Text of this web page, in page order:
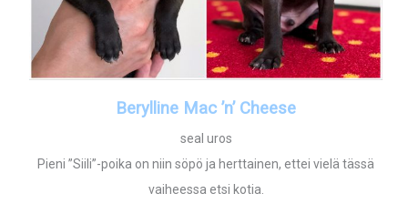
Berylline Mac ’n’ Cheese
seal uros
Pieni ”Siili”-poika on niin söpö ja herttainen, ettei vielä tässä
vaiheessa etsi kotia.